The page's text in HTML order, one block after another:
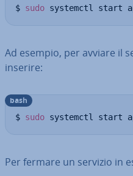
$ sudo systemctl start
Ad esempio, per avviare il
inserire:
$ sudo systemctl start
bash
Per fermare un servizio in